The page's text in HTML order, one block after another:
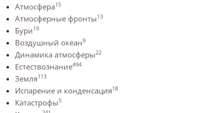
Атмосфера15
Атмосферные фронты13
Бури19
Воздушный океан9
Динамика атмосферы22
Естествознание494
Земля113
Испарение и конденсация18
Катастрофы5